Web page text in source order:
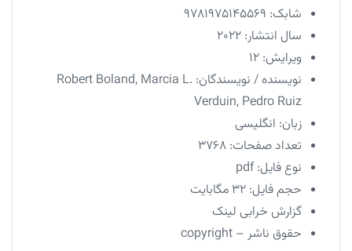
شابک: 9781975145569
سال انتشار: 2022
ویرایش: 12
نویسنده / نویسندگان: Robert Boland, Marcia L.
Verduin, Pedro Ruiz
زبان: انگلیسی
تعداد صفحات: 3768
نوع فایل: pdf
حجم فایل: ۳۲ مگابایت
گزارش خرابی لینک
حقوق ناشر – copyright